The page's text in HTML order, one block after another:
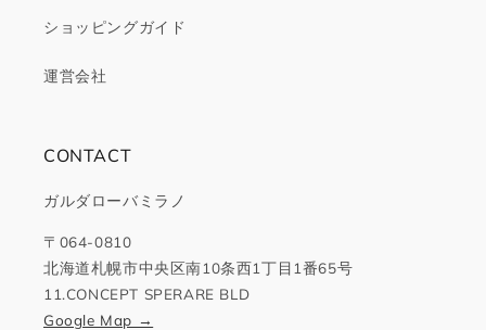
ショッピングガイド
運営会社
CONTACT
ガルダローバミラノ
〒064-0810
北海道札幌市中央区南10条西1丁目1番65号
11.CONCEPT SPERARE BLD
Google Map →